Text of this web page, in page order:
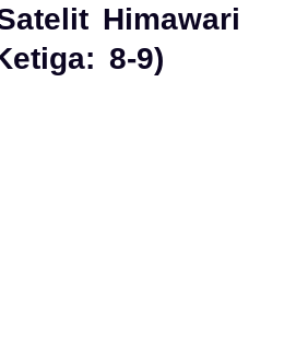
Himawari
8-9)